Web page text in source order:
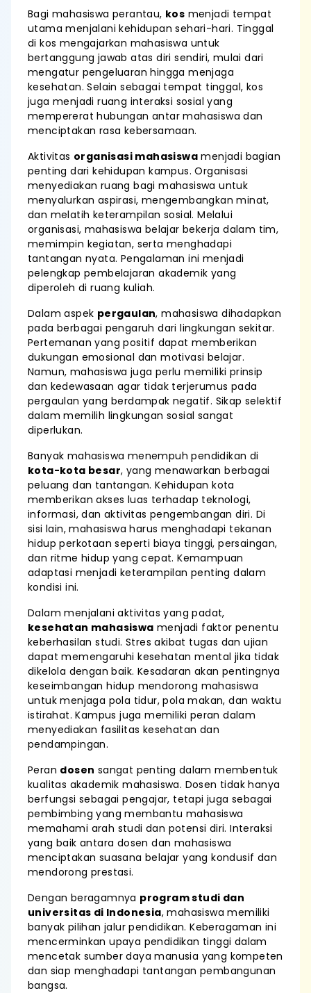
Bagi mahasiswa perantau, kos menjadi tempat
utama menjalani kehidupan sehari-hari. Tinggal
di kos mengajarkan mahasiswa untuk
bertanggung jawab atas diri sendiri, mulai dari
mengatur pengeluaran hingga menjaga
kesehatan. Selain sebagai tempat tinggal, kos
juga menjadi ruang interaksi sosial yang
mempererat hubungan antar mahasiswa dan
menciptakan rasa kebersamaan.
Aktivitas organisasi mahasiswa menjadi bagian
penting dari kehidupan kampus. Organisasi
menyediakan ruang bagi mahasiswa untuk
menyalurkan aspirasi, mengembangkan minat,
dan melatih keterampilan sosial. Melalui
organisasi, mahasiswa belajar bekerja dalam tim,
memimpin kegiatan, serta menghadapi
tantangan nyata. Pengalaman ini menjadi
pelengkap pembelajaran akademik yang
diperoleh di ruang kuliah.
Dalam aspek pergaulan, mahasiswa dihadapkan
pada berbagai pengaruh dari lingkungan sekitar.
Pertemanan yang positif dapat memberikan
dukungan emosional dan motivasi belajar.
Namun, mahasiswa juga perlu memiliki prinsip
dan kedewasaan agar tidak terjerumus pada
pergaulan yang berdampak negatif. Sikap selektif
dalam memilih lingkungan sosial sangat
diperlukan.
Banyak mahasiswa menempuh pendidikan di
kota-kota besar, yang menawarkan berbagai
peluang dan tantangan. Kehidupan kota
memberikan akses luas terhadap teknologi,
informasi, dan aktivitas pengembangan diri. Di
sisi lain, mahasiswa harus menghadapi tekanan
hidup perkotaan seperti biaya tinggi, persaingan,
dan ritme hidup yang cepat. Kemampuan
adaptasi menjadi keterampilan penting dalam
kondisi ini.
Dalam menjalani aktivitas yang padat,
kesehatan mahasiswa menjadi faktor penentu
keberhasilan studi. Stres akibat tugas dan ujian
dapat memengaruhi kesehatan mental jika tidak
dikelola dengan baik. Kesadaran akan pentingnya
keseimbangan hidup mendorong mahasiswa
untuk menjaga pola tidur, pola makan, dan waktu
istirahat. Kampus juga memiliki peran dalam
menyediakan fasilitas kesehatan dan
pendampingan.
Peran dosen sangat penting dalam membentuk
kualitas akademik mahasiswa. Dosen tidak hanya
berfungsi sebagai pengajar, tetapi juga sebagai
pembimbing yang membantu mahasiswa
memahami arah studi dan potensi diri. Interaksi
yang baik antara dosen dan mahasiswa
menciptakan suasana belajar yang kondusif dan
mendorong prestasi.
Dengan beragamnya program studi dan
universitas di Indonesia, mahasiswa memiliki
banyak pilihan jalur pendidikan. Keberagaman ini
mencerminkan upaya pendidikan tinggi dalam
mencetak sumber daya manusia yang kompeten
dan siap menghadapi tantangan pembangunan
bangsa.